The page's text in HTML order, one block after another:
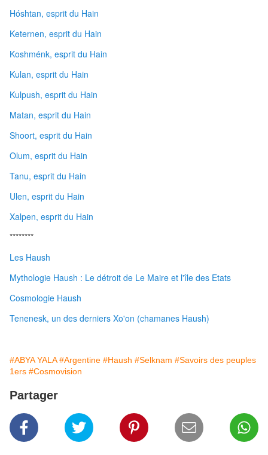
Hóshtan, esprit du Hain
Keternen, esprit du Hain
Koshménk, esprit du Hain
Kulan, esprit du Hain
Kulpush, esprit du Hain
Matan, esprit du Hain
Shoort, esprit du Hain
Olum, esprit du Hain
Tanu, esprit du Hain
Ulen, esprit du Hain
Xalpen, esprit du Hain
********
Les Haush
Mythologie Haush : Le détroit de Le Maire et l'île des Etats
Cosmologie Haush
Tenenesk, un des derniers Xo'on (chamanes Haush)
#ABYA YALA #Argentine #Haush #Selknam #Savoirs des peuples
1ers #Cosmovision
Partager